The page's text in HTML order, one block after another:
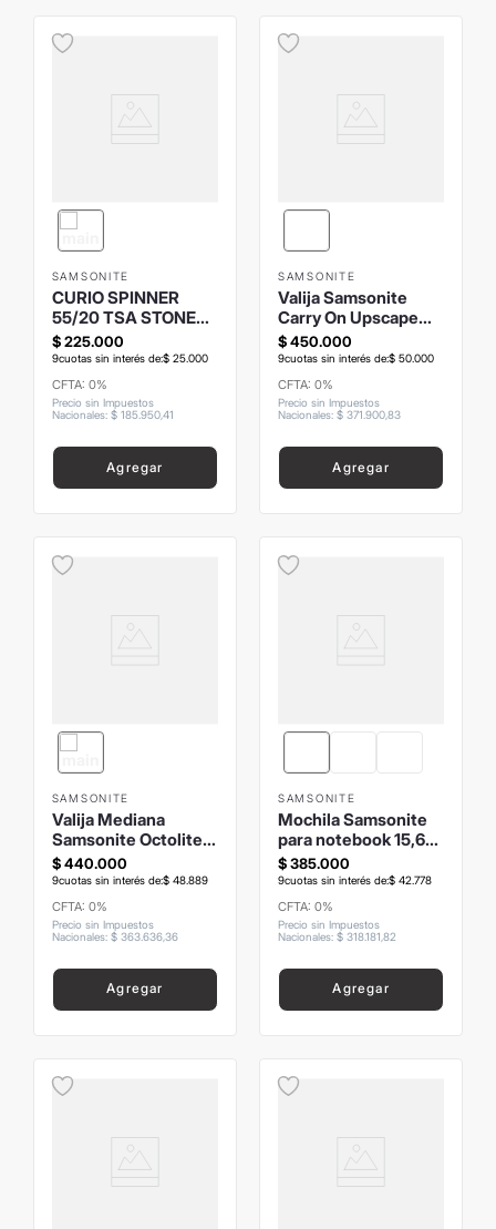
SAMSONITE
CURIO SPINNER
55/20 TSA STONE
BLUE
$ 225.000
9cuotas sin interés de:$ 25.000
CFTA: 0%
Precio sin Impuestos
Nacionales: $ 185.950,41
Agregar
SAMSONITE
Valija Samsonite
Carry On Upscape
Spinner
$450.000
9cuotas sin interés de:$ 50000
CFTA: 0%
Precio sin Impuestos
Nacionales: $ 371 90083
Agregar
SAMSONITE
Valija Mediana
Samsonite Octolite
Spinner Roja
$ 440.000
9cuotas sin interés de:$ 48.889
CFTA: 0%
Precio sin Impuestos
Nacionales: $ 363.636,36
Agregar
SAMSONITE
Mochila Samsonite
para notebook 15,6"
Paralux
$385.000
9cuotas sin interés de:$ 42778
CFTA: 0%
Precio sin Impuestos
Nacionales: $ 318181 82
Agregar